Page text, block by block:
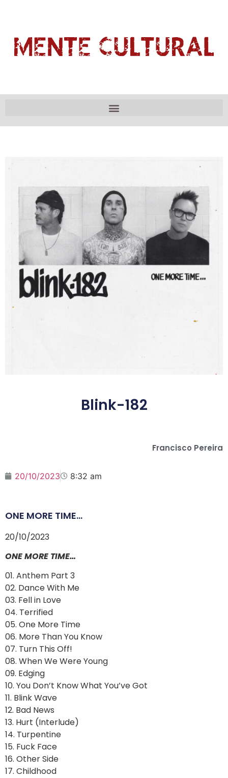
Blink-182
Francisco Pereira
20/10/2023 8:32 am
ONE MORE TIME...
20/10/2023
ONE MORE TIME…
01. Anthem Part 3
02. Dance With Me
03. Fell in Love
04. Terrified
05. One More Time
06. More Than You Know
07. Turn This Off!
08. When We Were Young
09. Edging
10. You Don’t Know What You’ve Got
11. Blink Wave
12. Bad News
13. Hurt (Interlude)
14. Turpentine
15. Fuck Face
16. Other Side
17. Childhood